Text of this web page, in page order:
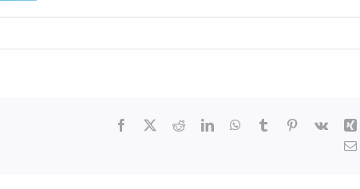
Facebook RedditLinkedInWhatsApp
Tumblr Pinterest
Vk